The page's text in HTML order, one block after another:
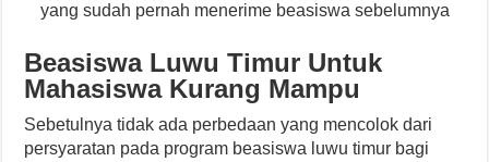
yang sudah pernah menerime beasiswa sebelumnya
Beasiswa Luwu Timur Untuk
Mahasiswa Kurang Mampu
Sebetulnya tidak ada perbedaan yang mencolok dari
persyaratan pada program beasiswa luwu timur bagi